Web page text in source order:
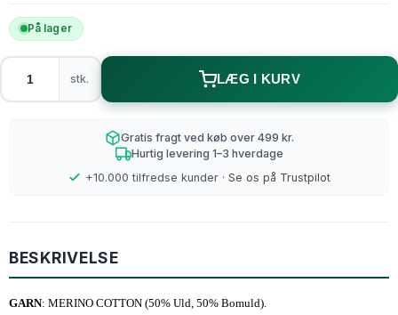
På lager
stk. LÆG I KURV
Gratis fragt ved køb over 499 kr.
Hurtig levering 1–3 hverdage
+10.000 tilfredse kunder · Se os på Trustpilot
BESKRIVELSE
GARN: MERINO COTTON (50% Uld, 50% Bomuld).